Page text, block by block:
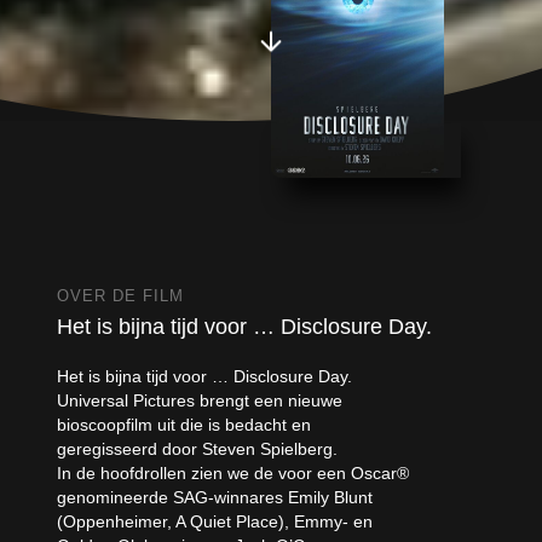
OVER DE FILM
Het is bijna tijd voor … Disclosure Day.
Het is bijna tijd voor … Disclosure Day.
Universal Pictures brengt een nieuwe
bioscoopfilm uit die is bedacht en
geregisseerd door Steven Spielberg.
In de hoofdrollen zien we de voor een Oscar®
genomineerde SAG-winnares Emily Blunt
(Oppenheimer, A Quiet Place), Emmy- en